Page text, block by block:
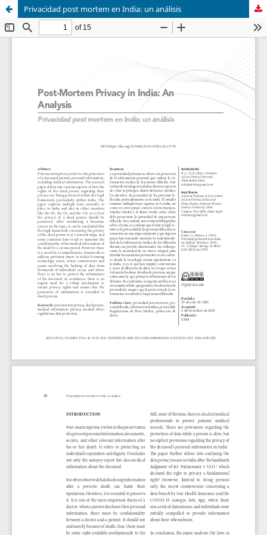
Privacidad post mortem en India: un análisis